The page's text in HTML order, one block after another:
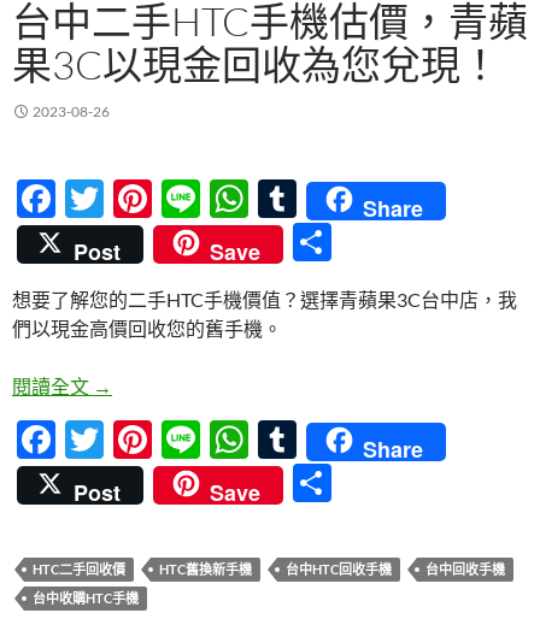
台中二手HTC手機估價，青蘋
果3C以現金回收為您兌現！
2023-08-26
F
ac
e
b
o
o
k
T
w
itt
er
Pi
nt
er
es
t
Li
n
e
W
h
at
s
A
p
T
u
m
bl
Share
Post
Save
享
想要了解您的二手HTC手機價值？選擇青蘋果3C台中店，我
們以現金高價回收您的舊手機。
閱讀全文 台中二手HTC手機估價，青蘋果3C以現金回收為您
→
F
ac
e
b
o
T
w
itt
er
Pi
nt
er
es
t
Li
n
e
W
h
at
s
A
T
u
m
bl
r
Share
Post
Save
HTC二手回收價 HTC舊換新手機 台中HTC回收手機
台中回收手機
台中收購HTC手機